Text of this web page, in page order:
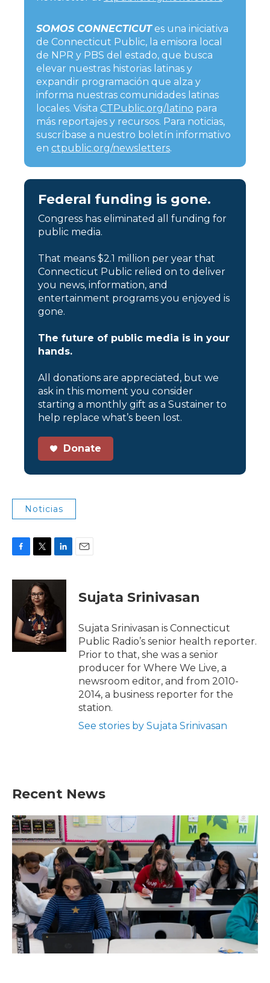
SOMOS CONNECTICUTes una iniciativa
de Connecticut Public, la emisora local
de NPR y PBS del estado, que busca
elevar nuestras historias latinas y
expandir programación que alza y
informa nuestras comunidades latinas
locales. Visita CTPublic.org/latino para
más reportajes y recursos. Para noticias,
suscríbase a nuestro boletín informativo
en ctpublic.org/newsletters.
Federal funding is gone.
Congress has eliminated all funding for
public media.
That means $2.1 million per year that
Connecticut Public relied on to deliver
you news, information, and
entertainment programs you enjoyed is
gone.
The future of public media is in your
hands.
All donations are appreciated, but we
ask in this moment you consider
starting a monthly gift as a Sustainer to
help replace what’s been lost.
Donate
Noticias
c
o
k
i
t
t
e
r
n
e
I
n
Sujata Srinivasan
Sujata Srinivasan is Connecticut
Public Radio’s senior health reporter.
Prior to that, she was a senior
producer for Where We Live, a
newsroom editor, and from 2010-
2014, a business reporter for the
station.
See stories by Sujata Srinivasan
Recent News